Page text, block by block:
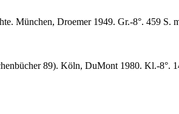
München, Droemer 1949. Gr.-8°. 459
89). Köln, DuMont 1980. Kl.-